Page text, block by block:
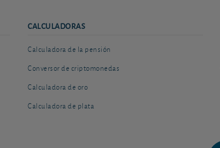
CALCULADORAS
Calculadora de la pensión
Conversor de criptomonedas
Calculadora de oro
Calculadora de plata